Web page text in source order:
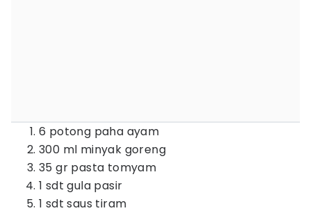
6 potong paha ayam
300 ml minyak goreng
35 gr pasta tomyam
1 sdt gula pasir
1 sdt saus tiram